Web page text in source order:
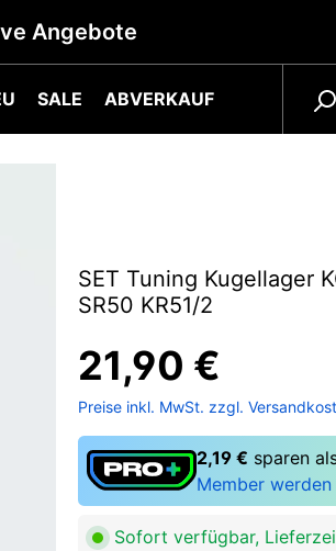
Angebote
SALE ABVERKAUF
SET Tuning Kugellager
SR50 KR51/2
21,90 €
Preise inkl. MwSt. zzgl.
2,19 € sparen
Member
Sofort verfügbar,